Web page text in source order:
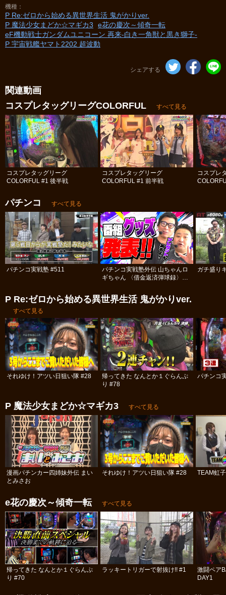
機種
P Re:ゼロから始める異世界生活 鬼がかりver.
P 魔法少女まどか☆マギカ3
e花の慶次～傾奇一転
eF機動戦士ガンダムユニコーン 再来‐白き一角獣と黒き獅子‐
P 宇宙戦艦ヤマト2202 超波動
シェアする
関連動画
コスプレタッグリーグCOLORFUL
すべて見る
コスプレタッグリーグ
COLORFUL #1 後半戦
コスプレタッグリーグ
COLORFUL #1 前半戦
コスプレ
パチンコ すべて見る
パチンコ実戦塾 #511
パチンコ実戦塾外伝 山ちゃんロ
ギちゃん 〈借金返済弾球録〉
ガチ盛り
P Re:ゼロから始める異世界生活 鬼がかりver.
すべて見る
それゆけ！アツい日狙い隊 #28
帰ってきた なんとか１ぐらんぷ
り #78
パチンコ
P 魔法少女まどか☆マギカ3 すべて見る
漫画パチンカー四姉妹外伝 まい
とみさお
それゆけ！アツい日狙い隊 #28 TEAM虹
e花の慶次～傾奇一転 すべて見る
帰ってきた なんとか１ぐらんぷ
り #70
ラッキートリガーで射抜け!! #1
激闘ペア
DAY1